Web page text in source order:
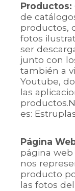
Productos:
de
productos,
fotos
ser
junto con
también a
Youtube,
las
es:
Página
página
nos
producto
las fotos